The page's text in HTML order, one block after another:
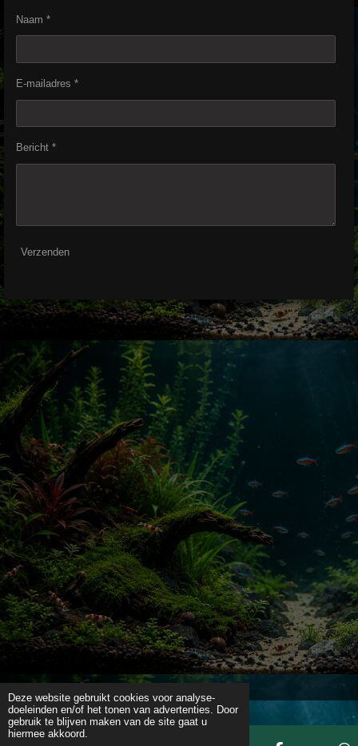
Deze website gebruikt cookies voor analyse-
doeleinden en/of het tonen van advertenties. Door
gebruik te blijven maken van de site gaat u
hiermee akkoord.
Naam *
E-mailadres *
Bericht *
Verzenden